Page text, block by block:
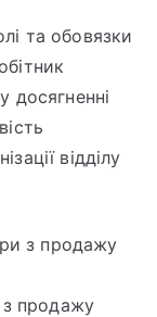
та обовязки
досягненні
відділу
з продажу
продажу